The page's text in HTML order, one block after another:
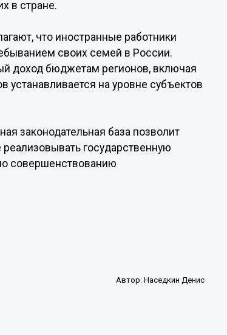
в стране.
что иностранные работники
своих семей в России.
доход бюджетам регионов, включая
устанавливается на уровне субъектов
законодательная база позволит
государственную
совершенствованию
Автор: Наседкин Денис